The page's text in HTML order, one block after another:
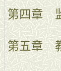
第四章
第五章